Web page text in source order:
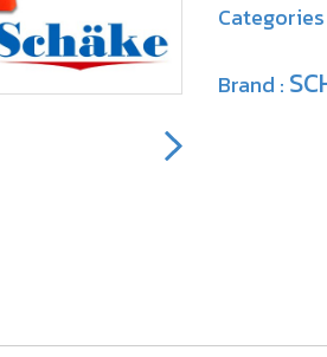
Categories
Brand :